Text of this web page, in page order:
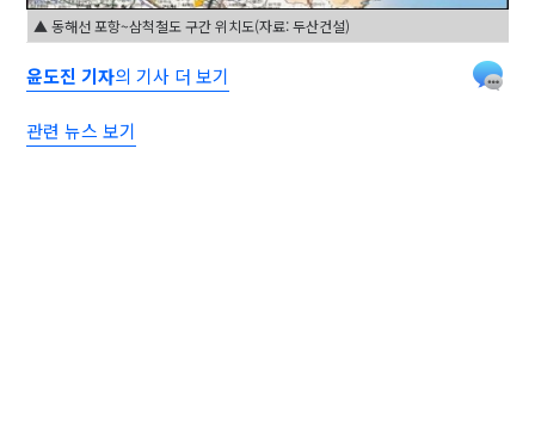
▲ 동해선 포항~삼척철도 구간 위치도(자료: 두산건설)
윤도진 기자의 기사 더 보기
관련 뉴스 보기